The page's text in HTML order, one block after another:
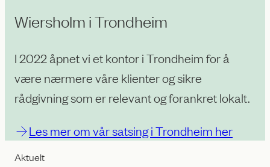
Wiersholm i Trondheim
I 2022 åpnet vi et kontor i Trondheim for å
være nærmere våre klienter og sikre
rådgivning som er relevant og forankret lokalt.
Les mer om vår satsing i Trondheim her
Aktuelt